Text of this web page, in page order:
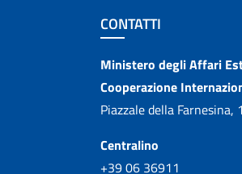
Sezione
CONTATTI
Contatti
Ministero degli Affari
Cooperazione
Piazzale della
Centralino
+39 06 36911